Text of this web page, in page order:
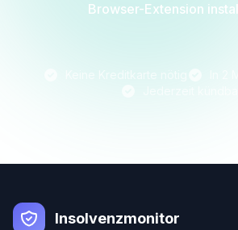
Browser-Extension
Insolvenzmonitor